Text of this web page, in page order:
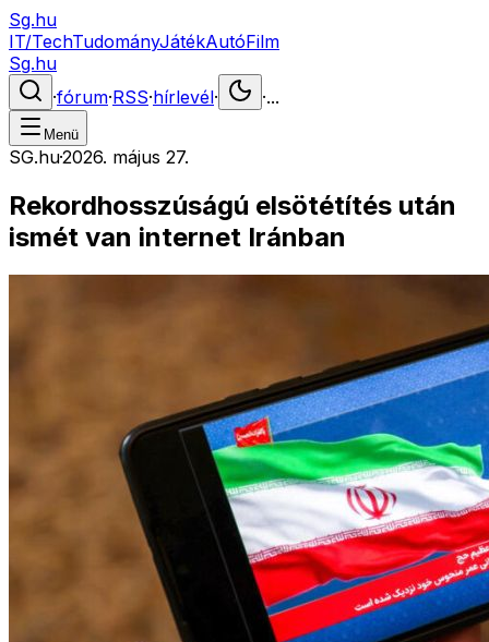
Sg.hu
IT/TechTudományJátékAutóFilm
Sg.hu
·fórum·RSS·hírlevél· ·...
Menü
SG.hu·2026. május 27.
Rekordhosszúságú elsötétítés után
ismét van internet Iránban